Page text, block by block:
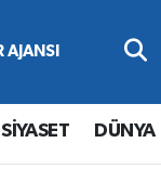
SİYASET DÜNYA